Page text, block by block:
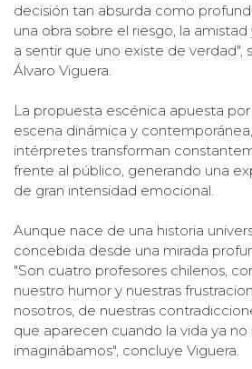
decisión tan absurda como
una obra sobre el riesgo, la
a sentir que uno existe de verdad",
Álvaro Viguera.
La propuesta escénica apuesta
escena dinámica y
intérpretes transforman
frente al público, generando una
de gran intensidad emocional.
Aunque nace de una historia
concebida desde una mirada
"Son cuatro profesores chilenos,
nuestro humor y nuestras
nosotros, de nuestras
que aparecen cuando la vida ya
imaginábamos", concluye Viguera.